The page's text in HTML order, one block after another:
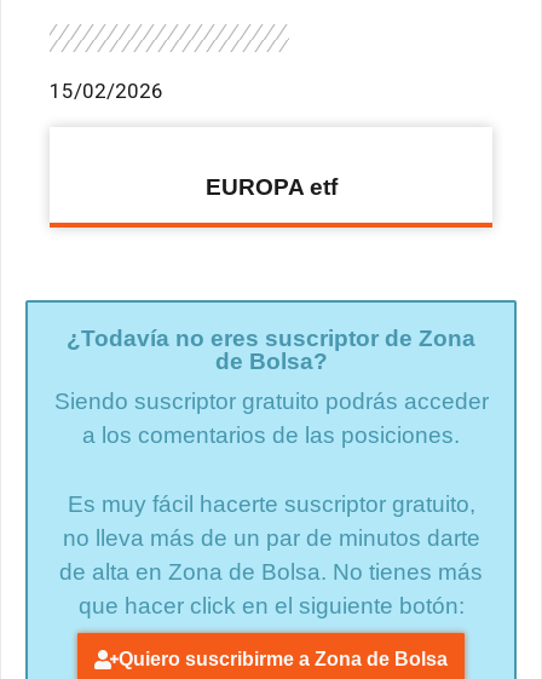
15/02/2026
EUROPA etf
¿Todavía no eres suscriptor de Zona
de Bolsa?
Siendo suscriptor gratuito podrás acceder
a los comentarios de las posiciones.
Es muy fácil hacerte suscriptor gratuito,
no lleva más de un par de minutos darte
de alta en Zona de Bolsa. No tienes más
que hacer click en el siguiente botón:
Quiero suscribirme a Zona de Bolsa